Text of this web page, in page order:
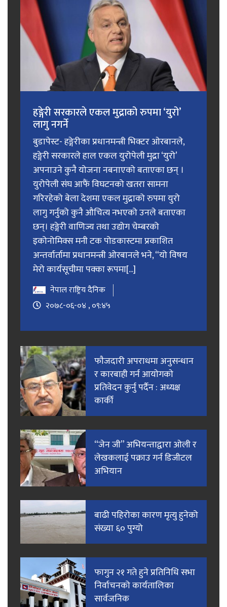
हङ्गेरी सरकारले एकल मुद्राको रुपमा ‘युरो’
लागु नगर्ने
बुडापेस्ट- हङ्गेरीका प्रधानमन्त्री भिक्टर ओरबानले,
हङ्गेरी सरकारले हाल एकल युरोपेली मुद्रा ‘युरो’
अपनाउने कुनै योजना नबनाएको बताएका छन् ।
युरोपेली संघ आफैं विघटनको खतरा सामना
गरिरहेको बेला देशमा एकल मुद्राको रुपमा युरो
लागु गर्नुको कुनै औचित्य नभएको उनले बताएका
छन्। हङ्गेरी वाणिज्य तथा उद्योग चेम्बरको
इकोनोमिक्स मनी टक पोडकास्टमा प्रकाशित
अन्तर्वार्तामा प्रधानमन्त्री ओरबानले भने, “यो विषय
मेरो कार्यसूचीमा पक्का रूपमा[...]
नेपाल राष्ट्रिय दैनिक
२०७८-०६-०४ , ०९:४५
फाैजदारी अपराधमा अनुसन्धान
र कारबाही गर्न आयाेगकाे
प्रतिवेदन कुर्नु पर्दैन : अध्यक्ष
कार्की
“जेन जी” अभियन्ताद्वारा ओली र
लेखकलाई पक्राउ गर्न डिजीटल
अभियान
बाढी पहिरोका कारण मृत्यु हुनेको
संख्या ६० पुग्यो
फागुन २१ गते हुने प्रतिनिधि सभा
निर्वाचनको कार्यतालिका
सार्वजनिक